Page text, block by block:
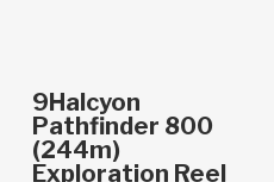
In den Warenkorb
9Halcyon
Pathfinder 800
(244m)
Exploration Reel